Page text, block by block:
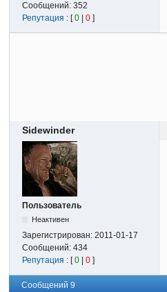
Сообщений:352
Репутация : [0 |0 ]
Sidewinder
Пользователь
Неактивен
Зарегистрирован:2011-01-17
Сообщений:434
Репутация : [0 |0 ]
Сообщений 9